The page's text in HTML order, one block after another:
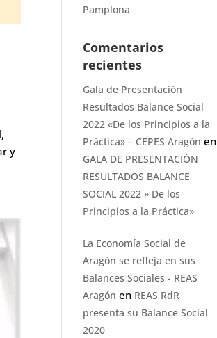
y
Pamplona
Comentarios
recientes
Gala de Presentación
Resultados Balance Social
2022 «De los Principios a la
Práctica» – CEPES Aragón en
GALA DE PRESENTACIÓN
RESULTADOS BALANCE
SOCIAL 2022 » De los
Principios a la Práctica»
La Economía Social de
Aragón se refleja en sus
Balances Sociales - REAS
Aragón en REAS RdR
presenta su Balance Social
2020